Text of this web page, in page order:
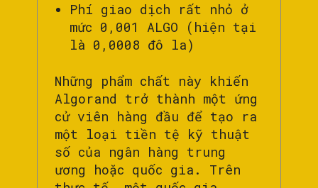
Phí giao dịch rất nhỏ ở
mức 0,001 ALGO (hiện tại
là 0,0008 đô la)
Những phẩm chất này khiến
Algorand trở thành một ứng
cử viên hàng đầu để tạo ra
một loại tiền tệ kỹ thuật
số của ngân hàng trung
ương hoặc quốc gia. Trên